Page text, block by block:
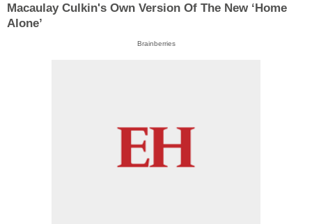
Macaulay Culkin's Own Version Of The New ‘Home
Alone’
Brainberries